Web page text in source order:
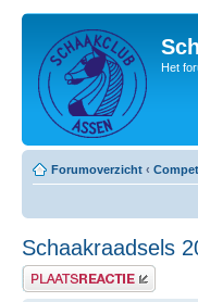
Het
Forumoverzicht ‹
Schaakraadsels
Plaats een reactie